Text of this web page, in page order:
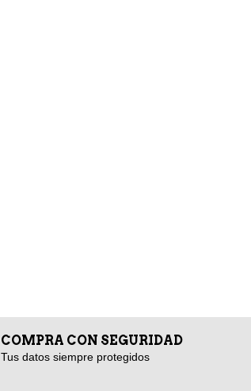
COMPRA CON SEGURIDAD
Tus datos siempre protegidos